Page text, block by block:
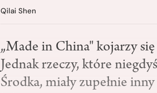
Qilai Shen
„Made in China" kojarzy
Jednak rzeczy, które
Środka, miały zupełnie